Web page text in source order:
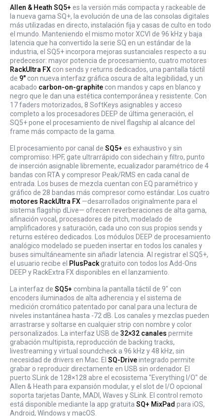
Allen & Heath SQ5+ es la versión más compacta y rackeable de
la nueva gama SQ+, la evolución de una de las consolas digitales
más utilizadas en directo, instalación fija y casas de culto en todo
el mundo. Manteniendo el mismo motor XCVI de 96 kHz y baja
latencia que ha convertido la serie SQ en un estándar de la
industria, el SQ5+ incorpora mejoras sustanciales respecto a su
predecesor: mayor potencia de procesamiento, cuatro motores
RackUltra FX con sends y returns dedicados, una pantalla táctil
de 9" con nueva interfaz gráfica oscura de alta legibilidad, y un
acabado carbon-on-graphite con mandos y caps en blanco y
negro que le dan una estética contemporánea y resistente. Con
17 faders motorizados, 8 SoftKeys asignables y acceso
completo a los procesadores DEEP de última generación, el
SQ5+ pone el procesamiento de nivel flagship al alcance del
frame más compacto de la gama.
El procesamiento por canal de SQ5+ es exhaustivo y sin
compromiso: HPF, gate ultrarrápido con sidechain y filtro, punto
de inserción asignable libremente, ecualizador paramétrico de 4
bandas con RTA y compresor Peak/RMS en cada canal de
entrada. Los buses de mezcla cuentan con EQ paramétrico y
gráfico de 28 bandas más compresor como estándar. Los cuatro
motores RackUltra FX —desarrollados originalmente para el
sistema flagship dLive— ofrecen reverberaciones de alta gama,
afinación vocal, procesadores de pitch, modelado de
amplificadores y saturación, cada uno con sus propios sends y
returns estéreo dedicados. Los módulos DEEP de procesamiento
analógico modelado se pueden insertar en todos los canales y
buses simultáneamente sin añadir latencia. Al registrar el SQ5+,
el usuario recibe el PlusPack gratuito con todos los Add-Ons
DEEP y RackExtra FX disponibles en el lanzamiento.
La interfaz de SQ5+ combina la pantalla táctil de 9" con
encoders iluminados de alta adherencia y el sistema de
medición cromático patentado por canal para una lectura de
niveles instantánea hasta -72 dB. Los canales y mezclas pueden
arrastrarse y soltarse en cualquier strip con nombre y color
personalizados. La interfaz USB de 32×32 canales permite
grabación multipista, reproducción de backing tracks,
livestreaming y virtual soundcheck a 96 kHz y 48 kHz, sin
necesidad de drivers en Mac. El SQ-Driveintegrado permite
grabar o reproducir directamente en USB sin ordenador. El
puerto SLink de 128×128 abre el ecosistema "Everything I/O" de
Allen & Heath para expansión modular, y el slot de I/O opcional
soporta tarjetas Dante, MADI, Waves y SLink. El control remoto
está disponible mediante la app gratuita SQ+ MixPad para iOS,
Android, Windows y macOS.